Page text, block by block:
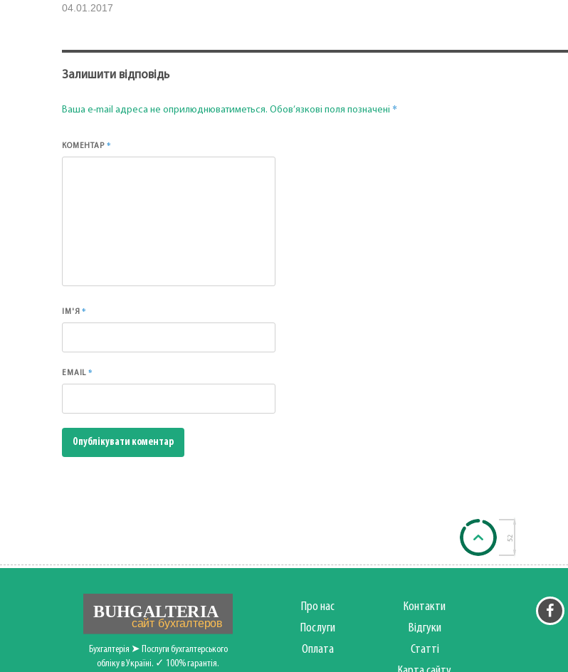
04.01.2017
Залишити відповідь
Ваша e-mail адреса не оприлюднюватиметься. Обов’язкові поля позначені *
КОМЕНТАР *
ІМ'Я*
EMAIL*
Бухгалтерія ➤ Послуги бухгалтерського
обліку в Україні. ✓ 100% гарантія.
Про нас
Послуги
Оплата
Контакти
Відгуки
Статті